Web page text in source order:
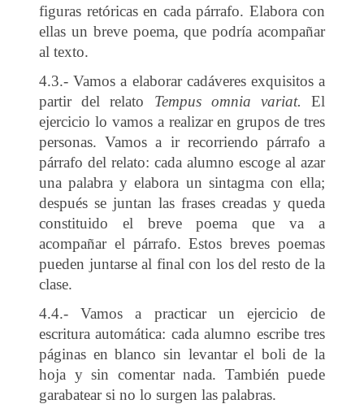
figuras retóricas en cada párrafo. Elabora con
ellas un breve poema, que podría acompañar
al texto.
4.3.- Vamos a elaborar cadáveres exquisitos a
partir del relato Tempus omnia variat. El
ejercicio lo vamos a realizar en grupos de tres
personas. Vamos a ir recorriendo párrafo a
párrafo del relato: cada alumno escoge al azar
una palabra y elabora un sintagma con ella;
después se juntan las frases creadas y queda
constituido el breve poema que va a
acompañar el párrafo. Estos breves poemas
pueden juntarse al final con los del resto de la
clase.
4.4.- Vamos a practicar un ejercicio de
escritura automática: cada alumno escribe tres
páginas en blanco sin levantar el boli de la
hoja y sin comentar nada. También puede
garabatear si no lo surgen las palabras.